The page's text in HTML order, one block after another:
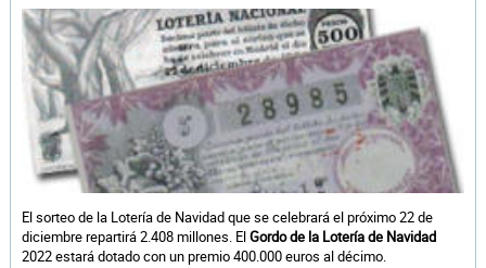
El sorteo de la Lotería de Navidad que se celebrará el próximo 22 de
diciembre repartirá 2.408 millones. ElGordo de la Lotería de Navidad
2022 estará dotado con un premio 400.000 euros al décimo.